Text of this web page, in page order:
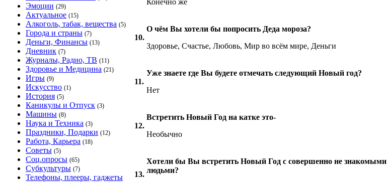
Эмоции (29)
Актуальное (15)
Алкоголь, табак, вещества (5)
Города и страны (7)
Деньги, Финансы (13)
Дневник (7)
Журналы, Радио, ТВ (11)
Здоровье и Медицина (21)
Игры (9)
Искусство (1)
История (5)
Каникулы и Отпуск (3)
Машины (8)
Наука и Техника (3)
Праздники, Подарки (12)
Работа, Карьера (18)
Советы (5)
Соц.опросы (65)
Субкультуры (7)
Телефоны, плееры, гаджеты
Конечно же
10.
О чём Вы хотели бы попросить Деда мороза?
Здоровье, Счастье, Любовь, Мир во всём мире, Деньги
11.
Уже знаете где Вы будете отмечать следующий Новый год?
Нет
12.
Встретить Новый Год на катке это-
Необычно
13.
Хотели бы Вы встретить Новый Год с совершенно не знакомыми
людьми?